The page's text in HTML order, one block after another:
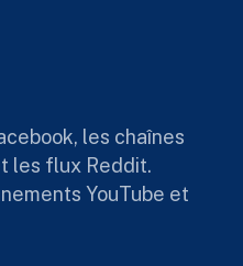
les chaînes
les flux Reddit.
YouTube et